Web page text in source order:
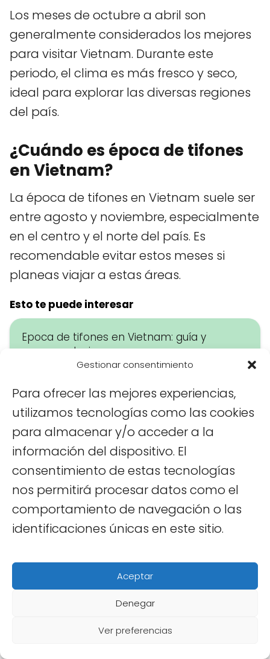
Gestionar consentimiento
Para ofrecer las mejores experiencias,
utilizamos tecnologías como las cookies
para almacenar y/o acceder a la
información del dispositivo. El
consentimiento de estas tecnologías
nos permitirá procesar datos como el
comportamiento de navegación o las
identificaciones únicas en este sitio.
Aceptar
Denegar
Ver preferencias
Los meses de octubre a abril son
generalmente considerados los mejores
para visitar Vietnam. Durante este
periodo, el clima es más fresco y seco,
ideal para explorar las diversas regiones
del país.
¿Cuándo es época de tifones
en Vietnam?
La época de tifones en Vietnam suele ser
entre agosto y noviembre, especialmente
en el centro y el norte del país. Es
recomendable evitar estos meses si
planeas viajar a estas áreas.
Esto te puede interesar
Epoca de tifones en Vietnam: guía y
recomendaciones
¿Cuál es la época de lluvias en
Vietnam?
La época de lluvias varía según la región,
pero generalmente ocurre de mayo a
octubre en el norte y el centro, mientras
que en el sur las lluvias son más
frecuentes de mayo a noviembre.